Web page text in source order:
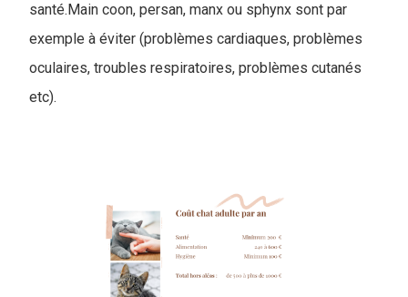
santé.Main coon, persan, manx ou sphynx sont par
exemple à éviter (problèmes cardiaques, problèmes
oculaires, troubles respiratoires, problèmes cutanés
etc).